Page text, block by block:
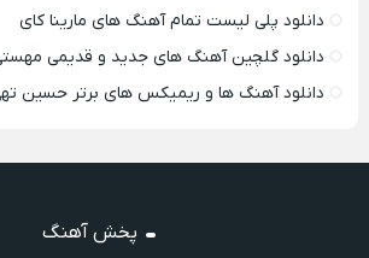
دانلود پلی لیست تمام آهنگ های مارینا کای
دانلود گلچین آهنگ های جدید و قدیمی
دانلود آهنگ ها و ریمیکس های برتر حسین تهی
پخش آهنگ